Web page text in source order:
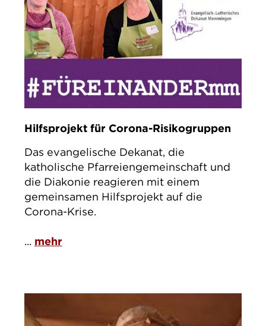
Hilfsprojekt für Corona-Risikogruppen
Das evangelische Dekanat, die
katholische Pfarreiengemeinschaft und
die Diakonie reagieren mit einem
gemeinsamen Hilfsprojekt auf die
Corona-Krise.
... mehr